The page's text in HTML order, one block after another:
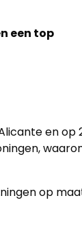
een top
en op
op